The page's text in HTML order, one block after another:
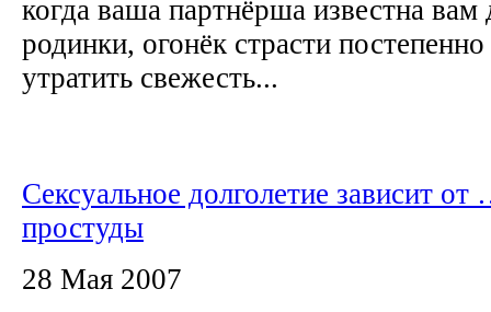
когда ваша партнёрша известна вам
родинки, огонёк страсти
утратить свежесть...
Сексуальное долголетие зависит от
простуды
28 Мая 2007